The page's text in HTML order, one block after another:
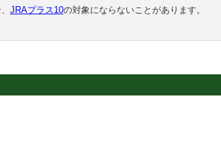
JRAプラス10の対象にならないことがあります。